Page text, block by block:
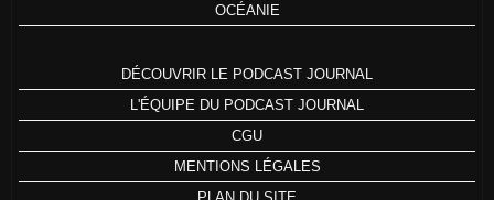
OCÉANIE
DÉCOUVRIR LE PODCAST JOURNAL
L'ÉQUIPE DU PODCAST JOURNAL
CGU
MENTIONS LÉGALES